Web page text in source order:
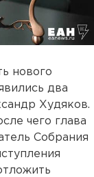
нового
два
Худяков.
чего глава
Собрания